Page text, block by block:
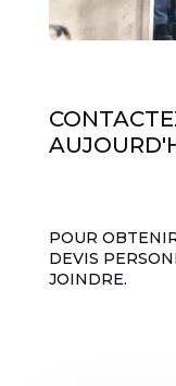
POUR
DEVIS
JOINDRE.